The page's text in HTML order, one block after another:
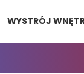
WYSTRÓJ